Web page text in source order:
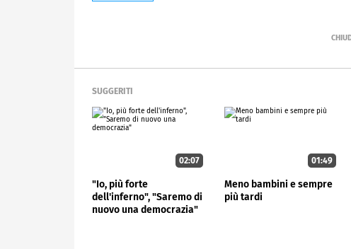
SUGGERITI
02:07
"Io, più forte
dell'inferno", "Saremo di
nuovo una democrazia"
01:49
Meno bambini e sempre
più tardi